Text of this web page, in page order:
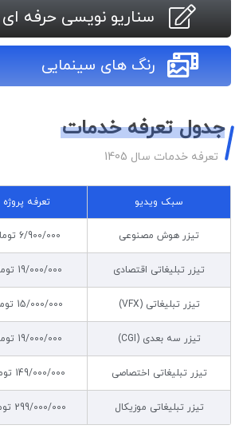
سناریو نویسی حرفه ای
رنگ های سینمایی
جدول تعرفه خدمات
تعرفه خدمات سال 1405
سبک ویدیو تعرفه پروژه
تیزر هوش مصنوعی 6/900/000 تومان
تیزر تبلیغاتی اقتصادی 19/000/000 تومان
تیزر تبلیغاتی (VFX) 15/000/000 تومان
تیزر سه بعدی (CGI) 19/000/000 تومان
تیزر تبلیغاتی اختصاصی 149/000/000 تومان
تیزر تبلیغاتی موزیکال 299/000/000 تومان